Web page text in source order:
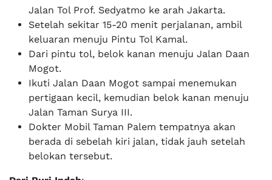
Jalan Tol Prof. Sedyatmo ke arah Jakarta.
Setelah sekitar 15-20 menit perjalanan, ambil
keluaran menuju Pintu Tol Kamal.
Dari pintu tol, belok kanan menuju Jalan Daan
Mogot.
Ikuti Jalan Daan Mogot sampai menemukan
pertigaan kecil, kemudian belok kanan menuju
Jalan Taman Surya III.
Dokter Mobil Taman Palem tempatnya akan
berada di sebelah kiri jalan, tidak jauh setelah
belokan tersebut.